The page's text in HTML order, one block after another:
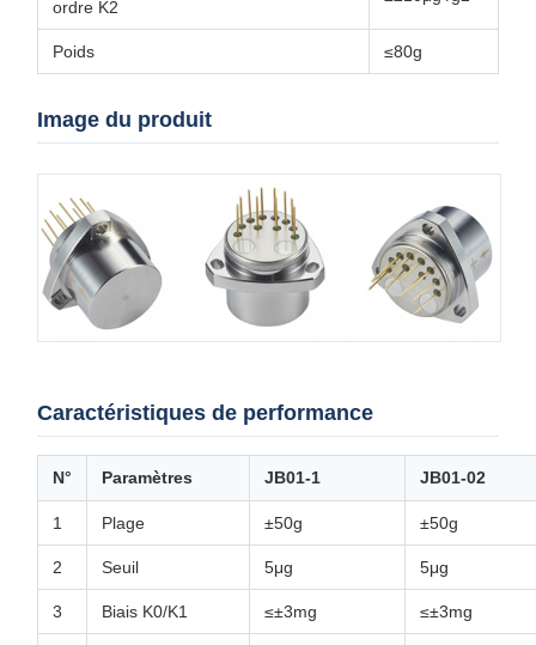
ordre K2
Poids ≤80g
Image du produit
Caractéristiques de performance
N° Paramètres JB01-1 JB01-02
1 Plage ±50g ±50g
2 Seuil 5μg 5μg
3 Biais K0/K1 ≤±3mg ≤±3mg